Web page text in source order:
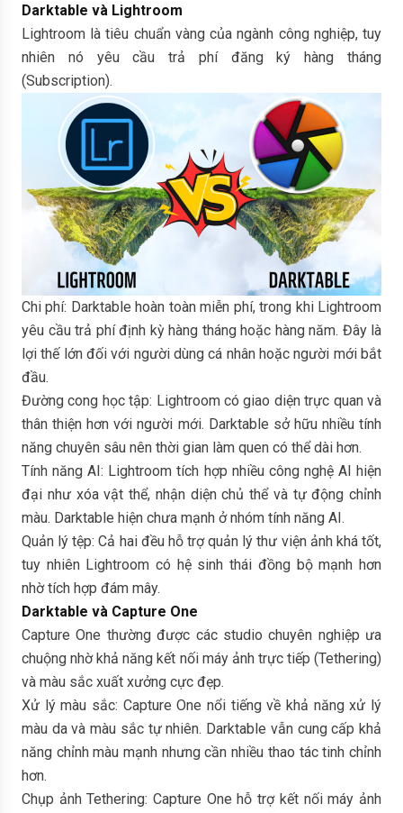
Darktable và Lightroom
Lightroom là tiêu chuẩn vàng của ngành công nghiệp, tuy
nhiên nó yêu cầu trả phí đăng ký hàng tháng
(Subscription).
Chi phí: Darktable hoàn toàn miễn phí, trong khi Lightroom
yêu cầu trả phí định kỳ hàng tháng hoặc hàng năm. Đây là
lợi thế lớn đối với người dùng cá nhân hoặc người mới bắt
đầu.
Đường cong học tập: Lightroom có giao diện trực quan và
thân thiện hơn với người mới. Darktable sở hữu nhiều tính
năng chuyên sâu nên thời gian làm quen có thể dài hơn.
Tính năng AI: Lightroom tích hợp nhiều công nghệ AI hiện
đại như xóa vật thể, nhận diện chủ thể và tự động chỉnh
màu. Darktable hiện chưa mạnh ở nhóm tính năng AI.
Quản lý tệp: Cả hai đều hỗ trợ quản lý thư viện ảnh khá tốt,
tuy nhiên Lightroom có hệ sinh thái đồng bộ mạnh hơn
nhờ tích hợp đám mây.
Darktable và Capture One
Capture One thường được các studio chuyên nghiệp ưa
chuộng nhờ khả năng kết nối máy ảnh trực tiếp (Tethering)
và màu sắc xuất xưởng cực đẹp.
Xử lý màu sắc: Capture One nổi tiếng về khả năng xử lý
màu da và màu sắc tự nhiên. Darktable vẫn cung cấp khả
năng chỉnh màu mạnh nhưng cần nhiều thao tác tinh chỉnh
hơn.
Chụp ảnh Tethering: Capture One hỗ trợ kết nối máy ảnh